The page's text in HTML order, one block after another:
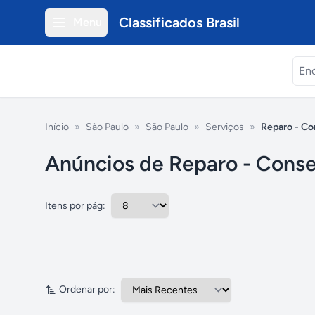
Classificados Brasil
Início » São Paulo » São Paulo » Serviços » Reparo -
Anúncios de Reparo -
Itens por pág:
Ordenar por: